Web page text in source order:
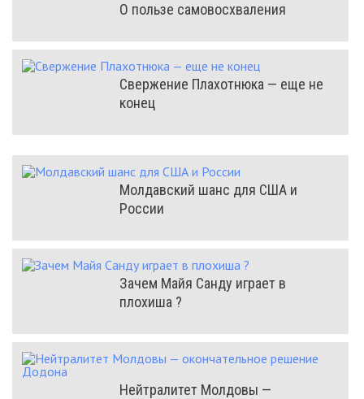
О пользе самовосхваления
Свержение Плахотнюка — еще не
конец
Молдавский шанс для США и
России
Зачем Майя Санду играет в
плохиша ?
Нейтралитет Молдовы —